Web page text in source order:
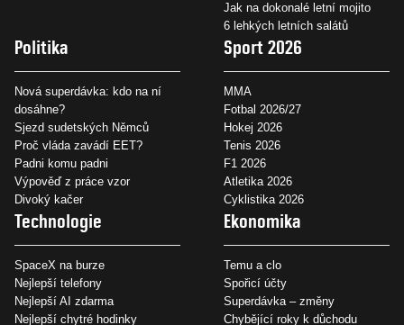
Jak na dokonalé letní mojito
6 lehkých letních salátů
Politika
Nová superdávka: kdo na ní
dosáhne?
Sjezd sudetských Němců
Proč vláda zavádí EET?
Padni komu padni
Výpověď z práce vzor
Divoký kačer
Sport 2026
MMA
Fotbal 2026/27
Hokej 2026
Tenis 2026
F1 2026
Atletika 2026
Cyklistika 2026
Technologie
SpaceX na burze
Nejlepší telefony
Nejlepší AI zdarma
Nejlepší chytré hodinky
Ekonomika
Temu a clo
Spořicí účty
Superdávka – změny
Chybějící roky k důchodu